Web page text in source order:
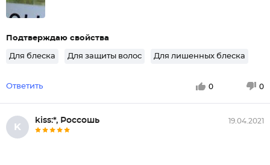
Подтверждаю свойства
Для блеска Для защиты волос Для лишенных блеска
Ответить 0 0
K
kiss:*, Россошь 19.04.2021